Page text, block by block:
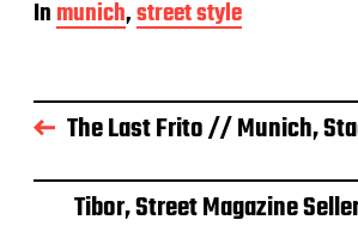
i
a
g
s
a
Inmunich,street style
The Last Frito // Munich,
Tibor, Street Magazine